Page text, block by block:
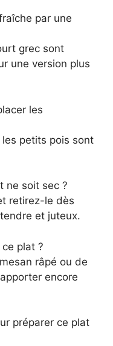
par une
grec sont
une version plus
les
petits pois sont
ne soit sec ?
retirez-le dès
et juteux.
plat ?
râpé ou de
encore
préparer ce plat